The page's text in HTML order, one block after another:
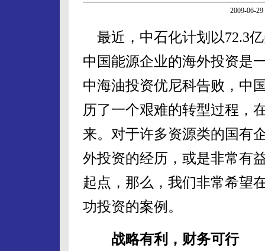
2009-06-
最近，中石化计划以72.3
中国能源企业的海外投资是
中海油投资优尼科告败，中
历了一个艰难的转型过程，
来。对于许多资源类的国有
外投资的经历，或是非常有
起点，那么，我们非常希望
功投资的案例。
战略有利，财务可行